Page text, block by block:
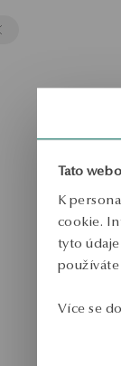
Tato
K
cookie.
tyto
používáte
Více se